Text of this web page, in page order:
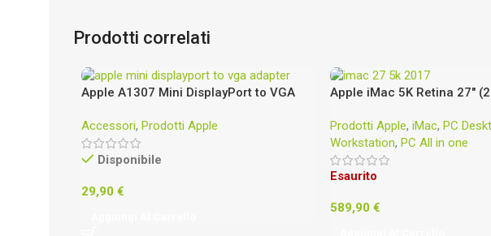
Prodotti correlati
Apple A1307 Mini DisplayPort to VGA
Accessori, Prodotti Apple
Disponibile
29,90 €
Apple iMac 5K Retina 27″
256GB SSD – Radeon Pro
Prodotti Apple, iMac, PC
Workstation, PC All in one
Esaurito
589,90 €